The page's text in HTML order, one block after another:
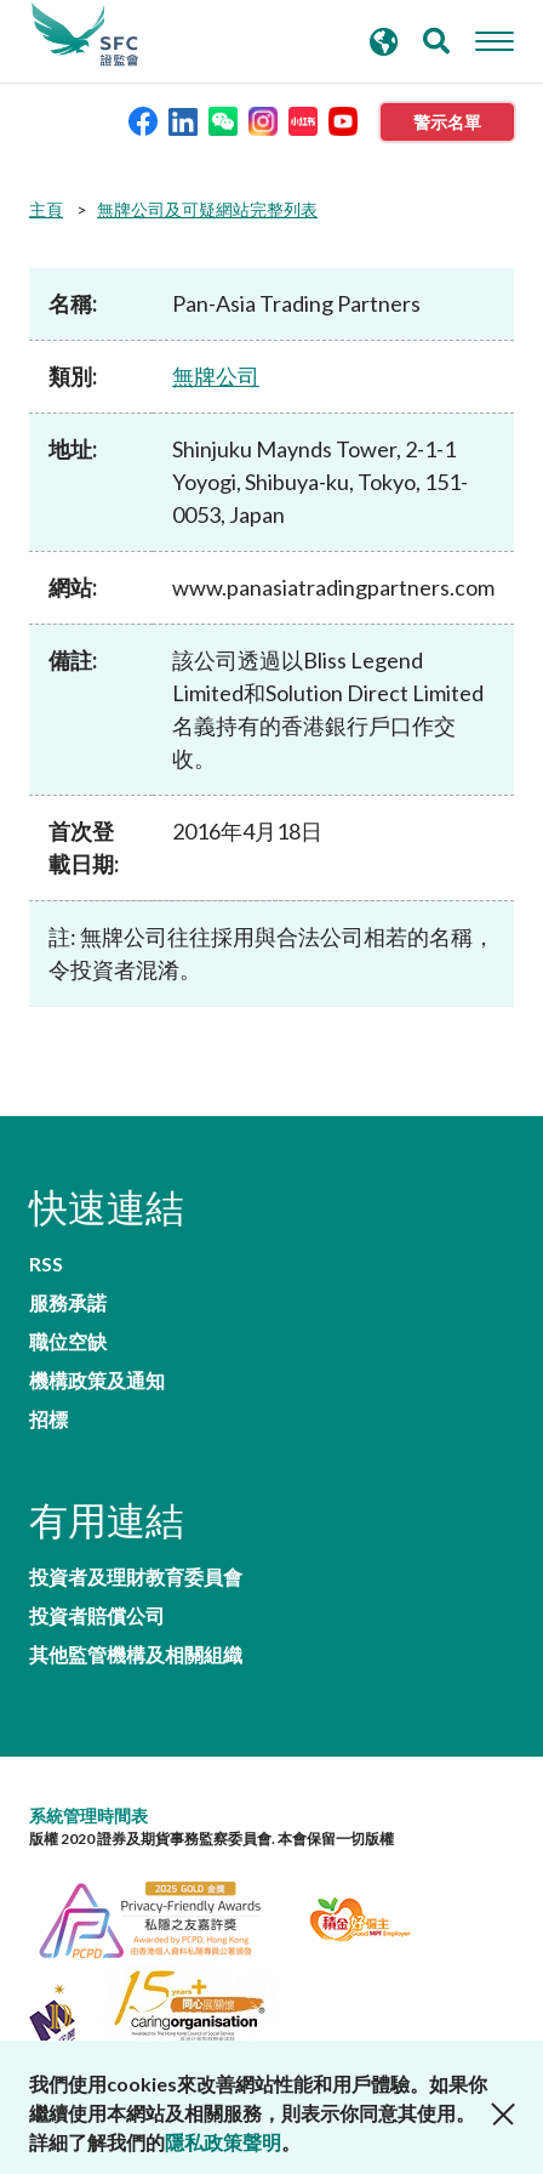
警示名單
本會簡介
規則及標準
資料庫
尋
主頁 無牌公司及可疑網站完整列表
名稱: Pan-Asia Trading Partners
類別: 無牌公司
地址:
Shinjuku Maynds Tower, 2-1-1
Yoyogi, Shibuya-ku, Tokyo, 151-
0053, Japan
網站: www.panasiatradingpartners.com
備註:
該公司透過以Bliss Legend
Limited和Solution Direct Limited
名義持有的香港銀行戶口作交
收。
首次登
載日期:
2016年4月18日
註: 無牌公司往往採用與合法公司相若的名稱，
令投資者混淆。
快速連結
RSS
服務承諾
職位空缺
機構政策及通知
招標
有用連結
投資者及理財教育委員會
投資者賠償公司
其他監管機構及相關組織
系統管理時間表
版權 2020 證券及期貨事務監察委員會. 本會保留一切版權
我們使用cookies來改善網站性能和用戶體驗。如果你
繼續使用本網站及相關服務，則表示你同意其使用。
詳細了解我們的隱私政策聲明。
close cookies alert